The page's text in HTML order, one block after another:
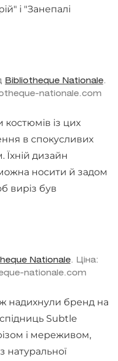
і "Занепалі
Bibliotheque Nationale.
nationale.com
костюмів із цих
в спокусливих
Їхній дизайн
носити й задом
виріз був
Nationale. Ціна:
nationale.com
надихнули бренд на
Subtle
і мереживом,
натуральної